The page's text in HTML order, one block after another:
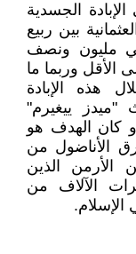
الجسدية
بين ربيع
عاش حوالي مليون ونصف
، و 664 ألف على الأقل وربما ما
هذه الإبادة
"ميدز ييغيرم"
و كان الهدف هو
الأناضول من
الأرمن الذين
الآلاف من
الإسلام.